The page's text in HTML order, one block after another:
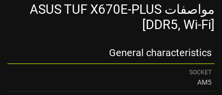
مواصفات ASUS TUF X670E-PLUS
[DDR5, Wi-Fi]
General characteristics
SOCKET
AM5